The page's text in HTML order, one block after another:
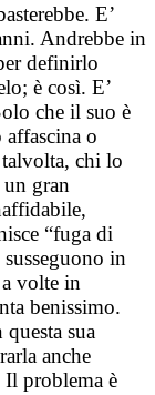
E’
Andrebbe in
definirlo
è così. E’
che il suo è
affascina o
chi lo
gran
“fuga di
in
volte in
benissimo.
sua
anche
Il problema è